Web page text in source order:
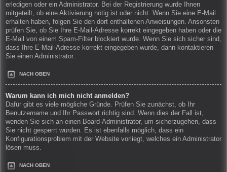
erledigen oder ein Administrator. Bei der Registrierung wurde Ihnen
mitgeteilt, ob eine Aktivierung nötig ist oder nicht. Wenn Sie eine E-Mail
erhalten haben, folgen Sie den dort enthaltenen Anweisungen. Ansonsten
prüfen Sie, ob Sie Ihre E-Mail-Adresse korrekt eingegeben haben oder die
E-Mail von einem Spam-Filter blockiert wurde. Wenn Sie sich sicher sind,
dass Ihre E-Mail-Adresse korrekt eingegeben wurde, dann kontaktieren
Sie einen Administrator.
NACH OBEN
Warum kann ich mich nicht anmelden?
Dafür gibt es viele mögliche Gründe. Prüfen Sie zunächst, ob Ihr
Benutzername und Ihr Passwort richtig sind. Wenn dies der Fall ist,
wenden Sie sich an einen Board-Administrator, um sicherzugehen, dass
Sie nicht gesperrt wurden. Es ist ebenfalls möglich, dass ein
Konfigurationsproblem mit der Website vorliegt, welches ein Administrator
lösen muss.
NACH OBEN